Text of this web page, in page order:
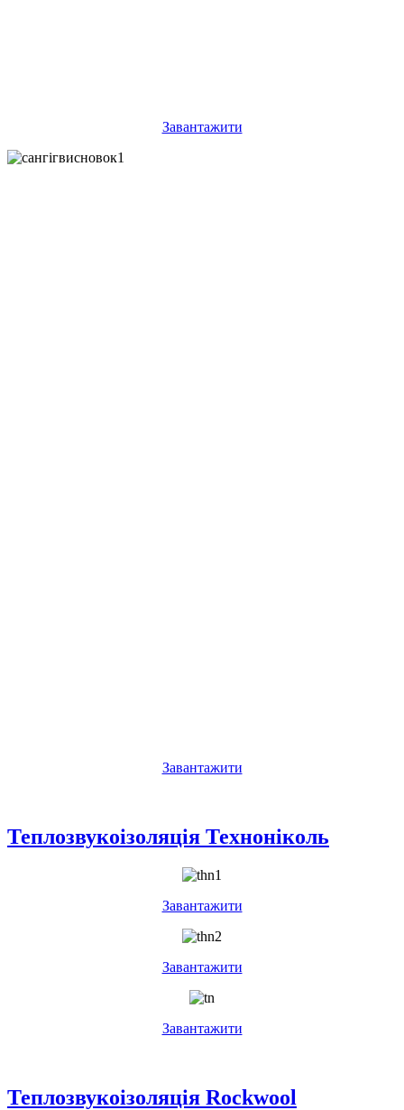
Завантажити
Завантажити
Теплозвукоізоляція Техноніколь
Завантажити
Завантажити
Завантажити
Теплозвукоізоляція Rockwool